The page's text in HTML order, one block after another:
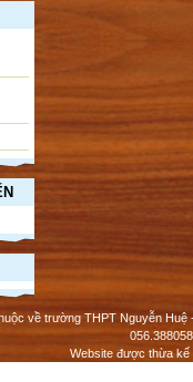
về trường THPT Nguyễn
Website được thừa